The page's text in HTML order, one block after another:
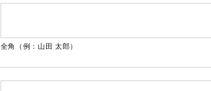
全角（例：山田 太郎）